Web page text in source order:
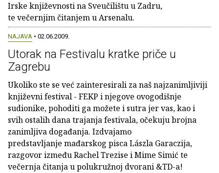
Irske književnosti na Sveučilištu u Zadru,
te večernjim čitanjem u Arsenalu.
NAJAVA • 02.06.2009.
Utorak na Festivalu kratke priče u
Zagrebu
Ukoliko ste se već zainteresirali za naš najzanimljiviji
književni festival - FEKP i njegove ovogodišnje
sudionike, pohoditi ga možete i sutra jer vas, kao i
svih ostalih dana trajanja festivala, očekuju brojna
zanimljiva događanja. Izdvajamo
predstavljanje mađarskog pisca Lászla Garaczija,
razgovor između Rachel Trezise i Mime Simić te
večernja čitanja u polukružnoj dvorani &TD-a!